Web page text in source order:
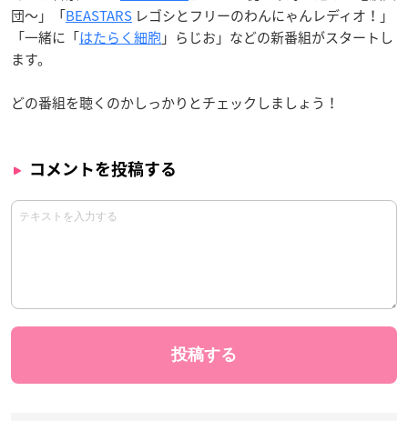
団～」「BEASTARS レゴシとフリーのわんにゃんレディオ！」
「一緒に「はたらく細胞」らじお」などの新番組がスタートし
ます。
どの番組を聴くのかしっかりとチェックしましょう！
コメントを投稿する